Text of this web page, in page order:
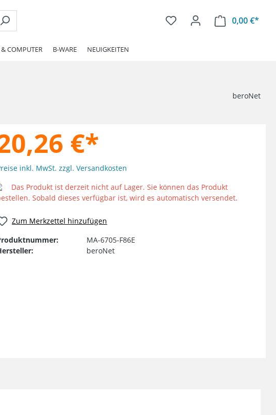
0,00 €*
COMPUTER B-WARE NEUIGKEITEN
beroNet
€*
inkl. MwSt. zzgl. Versandkosten
Das Produkt ist derzeit nicht auf Lager. Sie können das Produkt
Sobald dieses verfügbar ist, wird es automatisch versendet.
Zum Merkzettel hinzufügen
MA-6705-F86E
beroNet